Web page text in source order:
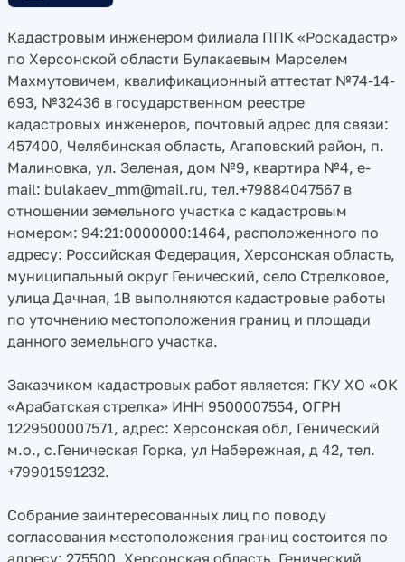
Кадастровым инженером филиала ППК «Роскадастр»
по Херсонской области Булакаевым Марселем
Махмутовичем, квалификационный аттестат №74-14-
693, №32436 в государственном реестре
кадастровых инженеров, почтовый адрес для связи:
457400, Челябинская область, Агаповский район, п.
Малиновка, ул. Зеленая, дом №9, квартира №4, e-
mail: bulakaev_mm@mail.ru, тел.+79884047567 в
отношении земельного участка с кадастровым
номером: 94:21:0000000:1464, расположенного по
адресу: Российская Федерация, Херсонская область,
муниципальный округ Генический, село Стрелковое,
улица Дачная, 1В выполняются кадастровые работы
по уточнению местоположения границ и площади
данного земельного участка.
Заказчиком кадастровых работ является: ГКУ ХО «ОК
«Арабатская стрелка» ИНН 9500007554, ОГРН
1229500007571, адрес: Херсонская обл, Генический
м.о., с.Геническая Горка, ул Набережная, д 42, тел.
+79901591232.
Собрание заинтересованных лиц по поводу
согласования местоположения границ состоится по
адресу: 275500, Херсонская область, Генический